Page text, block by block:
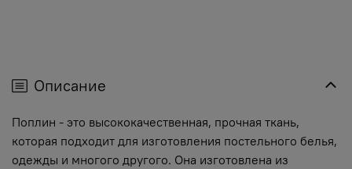
Описание
Поплин - это высококачественная, прочная ткань,
которая подходит для изготовления постельного белья,
одежды и многого другого. Она изготовлена из